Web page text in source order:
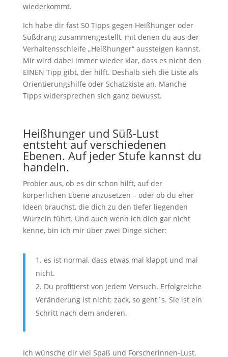
wiederkommt.
Ich habe dir fast 50 Tipps gegen Heißhunger oder
Süßdrang zusammengestellt, mit denen du aus der
Verhaltensschleife „Heißhunger“ aussteigen kannst.
Mir wird dabei immer wieder klar, dass es nicht den
EINEN Tipp gibt, der hilft. Deshalb sieh die Liste als
Orientierungshilfe oder Schatzkiste an. Manche
Tipps widersprechen sich ganz bewusst.
Heißhunger und Süß-Lust
entsteht auf verschiedenen
Ebenen. Auf jeder Stufe kannst du
handeln.
Probier aus, ob es dir schon hilft, auf der
körperlichen Ebene anzusetzen – oder ob du eher
Ideen brauchst, die dich zu den tiefer liegenden
Wurzeln führt. Und auch wenn ich dich gar nicht
kenne, bin ich mir über zwei Dinge sicher:
es ist normal, dass etwas mal klappt und mal
nicht.
Du profitierst von jedem Versuch. Erfolgreiche
Veränderung ist nicht: zack, so geht´s. Sie ist ein
Schritt nach dem anderen.
Ich wünsche dir viel Spaß und Forscherinnen-Lust.